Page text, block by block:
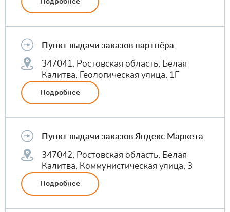
Пункт выдачи заказов партнёра
347041, Ростовская область, Белая
Калитва, Геологическая улица, 1Г
Подробнее
Пункт выдачи заказов Яндекс Маркета
347042, Ростовская область, Белая
Калитва, Коммунистическая улица, 3
Подробнее